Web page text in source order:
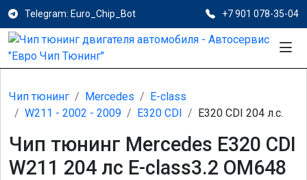
Telegram: Euro_Chip_Bot +7 901 078-35-04
Чип тюнинг Mercedes
E-class
W211 - 2002 - 2009
E320 CDI E320 CDI 204 л.с.
Чип тюнинг Mercedes E320 CDI
W211 204 лс E-class3.2 OM648